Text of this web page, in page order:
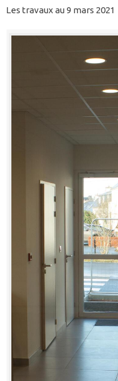
Les travaux au 9 mars 2021